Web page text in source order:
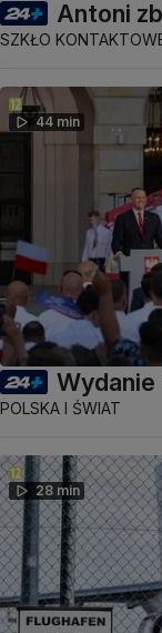
Antoni
SZKŁO
44 min
Wydanie
POLSKA I ŚWIAT
28 min